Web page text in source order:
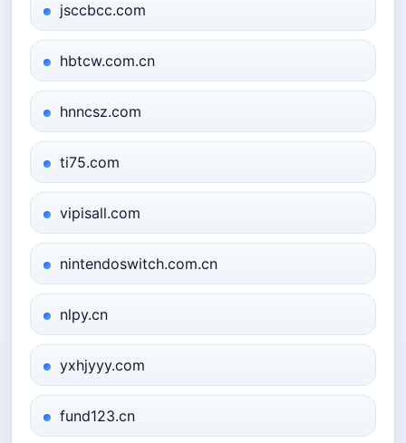
jsccbcc.com
hbtcw.com.cn
hnncsz.com
ti75.com
vipisall.com
nintendoswitch.com.cn
nlpy.cn
yxhjyyy.com
fund123.cn